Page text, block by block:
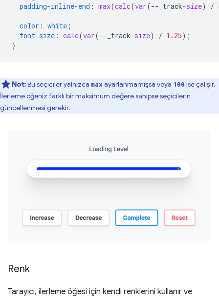
padding-inline-end : max(calc(var(-- _track-size) /
color : white ;
font-size : calc(var(-- _track-size) / 1.25);
}
Not:Bu seçiciler yalnızca max ayarlanmamışsa veya 100 ise çalışır.
İlerleme öğeniz farklı bir maksimum değere sahipse seçicilerin
güncellenmesi gerekir.
Renk
Tarayıcı, ilerleme öğesi için kendi renklerini kullanır ve